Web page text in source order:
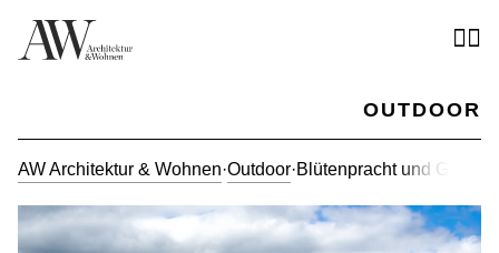
OUTDOOR
AW Architektur & Wohnen·Outdoor·Blütenpracht und